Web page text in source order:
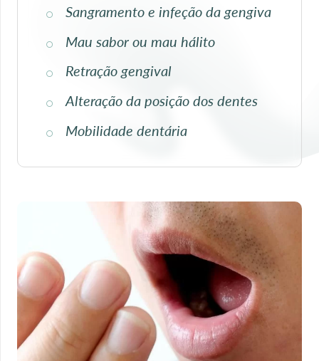
Sangramento e infeção da gengiva
Mau sabor ou mau hálito
Retração gengival
Alteração da posição dos dentes
Mobilidade dentária